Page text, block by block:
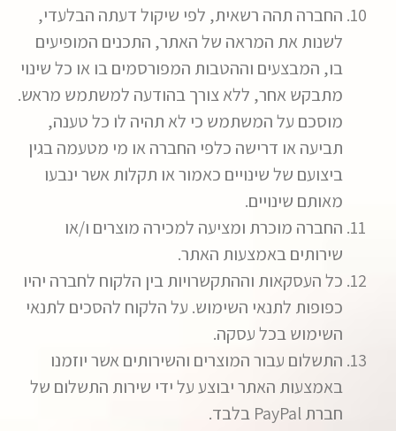
החברה תהה רשאית, לפי שיקול דעתה הבלעדי,
לשנות את המראה של האתר, התכנים המופיעים
בו, המבצעים וההטבות המפורסמים בו או כל שינוי
מתבקש אחר, ללא צורך בהודעה למשתמש מראש.
מוסכם על המשתמש כי לא תהיה לו כל טענה,
תביעה או דרישה כלפי החברה או מי מטעמה בגין
ביצועם של שינויים כאמור או תקלות אשר ינבעו
מאותם שינויים.
החברה מוכרת ומציעה למכירה מוצרים ו/או
שירותים באמצעות האתר.
כל העסקאות וההתקשרויות בין הלקוח לחברה יהיו
כפופות לתנאי השימוש. על הלקוח להסכים לתנאי
השימוש בכל עסקה.
התשלום עבור המוצרים והשירותים אשר יוזמנו
באמצעות האתר יבוצע על ידי שירות התשלום של
חברת PayPal בלבד.